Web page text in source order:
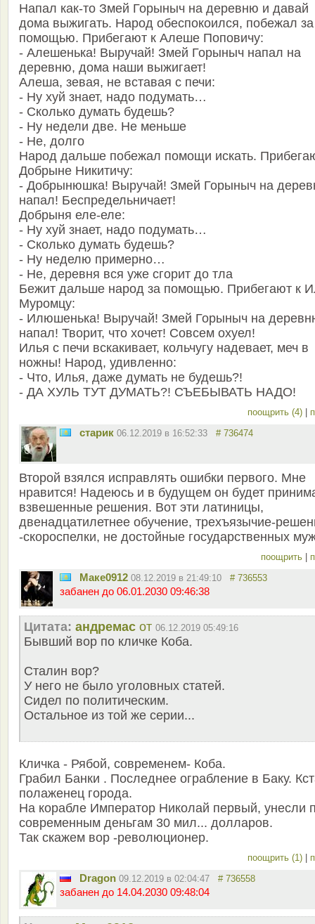
Напал как-то Змей Горыныч на деревню и давай
дома выжигать. Народ обеспокоился, побежал за
помощью. Прибегают к Алеше Поповичу:
- Алешенька! Выручай! Змей Горыныч напал на
деревню, дома наши выжигает!
Алеша, зевая, не вставая с печи:
- Ну хуй знает, надо подумать…
- Сколько думать будешь?
- Ну недели две. Не меньше
- Не, долго
Народ дальше побежал помощи искать.
Добрыне Никитичу:
- Добрынюшка! Выручай! Змей Горыныч на
напал! Беспредельничает!
Добрыня еле-еле:
- Ну хуй знает, надо подумать…
- Сколько думать будешь?
- Ну неделю примерно…
- Не, деревня вся уже сгорит до тла
Бежит дальше народ за помощью. Прибегают к
Муромцу:
- Илюшенька! Выручай! Змей Горыныч на
напал! Творит, что хочет! Совсем охуел!
Илья с печи вскакивает, кольчугу надевает, меч в
ножны! Народ, удивленно:
- Что, Илья, даже думать не будешь?!
- ДА ХУЛЬ ТУТ ДУМАТЬ?! СЪЕБЫВАТЬ НАДО!
поощрить (4) |
старик 06.12.2019 в 16:52:33 # 736474
Второй взялся исправлять ошибки первого. Мне
нравится! Надеюсь и в будущем он будет
взвешенные решения. Вот эти латиницы,
двенадцатилетнее обучение, трехъязычие-
-скороспелки, не достойные государственных
поощрить |
Маке0912 08.12.2019 в 21:49:10 # 736553
забанен до 06.01.2030 09:46:38
Цитата: андремас от 06.12.2019 05:49:16
Бывший вор по кличке Коба.
Сталин вор?
У него не было уголовных статей.
Сидел по политическим.
Остальное из той же серии...
Кличка - Рябой, современем- Коба.
Грабил Банки . Последнее ограбление в Баку.
полаженец города.
На корабле Император Николай первый, унесли
современным деньгам 30 мил... долларов.
Так скажем вор -революционер.
поощрить (1) |
Dragon 09.12.2019 в 02:04:47 # 736558
забанен до 14.04.2030 09:48:04